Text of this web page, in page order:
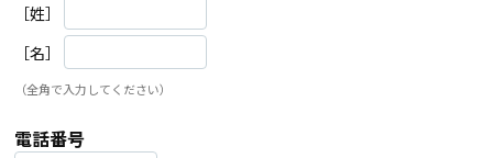
［姓］
［名］
（全角で入力してください）
電話番号